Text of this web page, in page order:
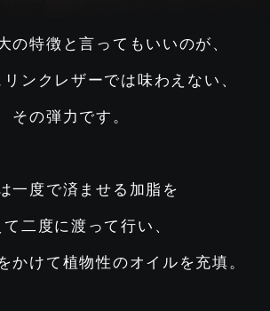
の特徴と言ってもいいのが、
ンクレザーでは味わえない、
その弾力です。
一度で済ませる加脂を
て二度に渡って行い、
かけて植物性のオイルを充填。